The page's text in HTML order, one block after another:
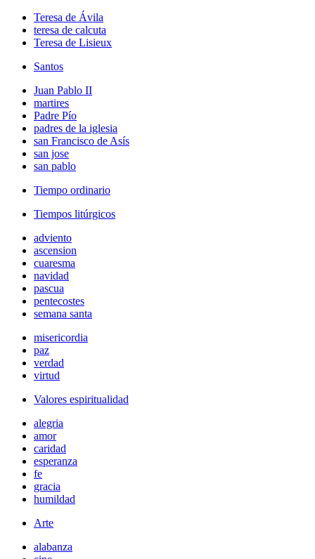
Teresa de Ávila
teresa de calcuta
Teresa de Lisieux
Santos
Juan Pablo II
martires
Padre Pío
padres de la iglesia
san Francisco de Asís
san jose
san pablo
Tiempo ordinario
Tiempos litúrgicos
adviento
ascension
cuaresma
navidad
pascua
pentecostes
semana santa
misericordia
paz
verdad
virtud
Valores espiritualidad
alegria
amor
caridad
esperanza
fe
gracia
humildad
Arte
alabanza